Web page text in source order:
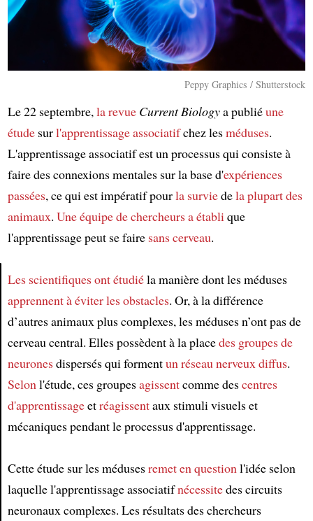
Article
Peppy Graphics / Shutterstock
Le 22 septembre, la revue Current Biologya publiéune
étudesurl'apprentissage associatifchez lesméduses.
L'apprentissage associatif est un processus qui consiste à
faire des connexions mentales sur la base d'expériences
passées, ce qui est impératif pourla surviedela plupart des
animaux. Une équipe de chercheursa établi que
l'apprentissage peut se faire sans cerveau.
Les scientifiquesont étudiéla manière dont les méduses
apprennent à éviter les obstacles. Or, à la différence
d’autres animaux plus complexes, les méduses n’ont pas de
cerveau central. Elles possèdent à la placedes groupes de
neuronesdispersés qui formentun réseau nerveux diffus.
Selon l'étude, ces groupesagissentcomme descentres
d'apprentissageetréagissentaux stimuli visuels et
mécaniques pendant le processus d'apprentissage.
Cette étude sur les médusesremet en question l'idée selon
laquelle l'apprentissage associatifnécessitedes circuits
neuronaux complexes. Les résultats des chercheurs